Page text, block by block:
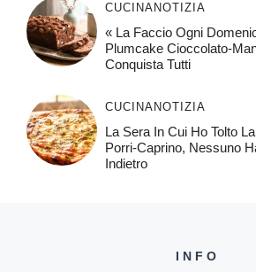
CUCINA NOTIZIA
« La Faccio Ogni
Plumcake Cioccolato-
Conquista Tutti
CUCINA NOTIZIA
La Sera In Cui Ho Tolto
Porri-Caprino, Nessuno
Indietro
INFO